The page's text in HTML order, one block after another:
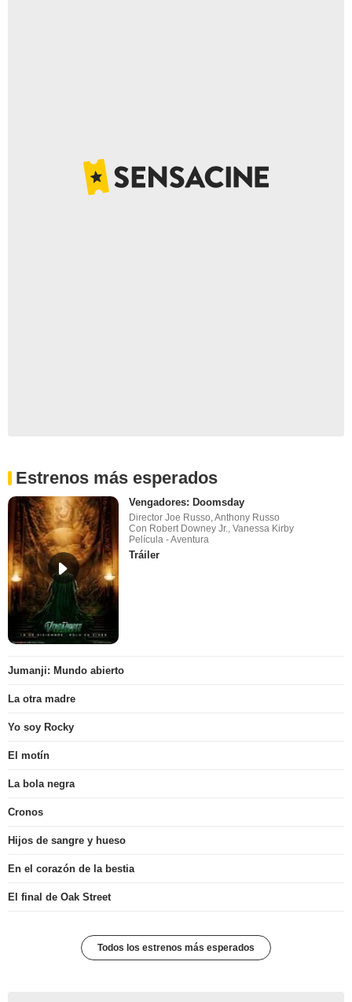
Estrenos más esperados
Vengadores: Doomsday
Director Joe Russo, Anthony Russo
Con Robert Downey Jr., Vanessa Kirby
Película - Aventura
Tráiler
Jumanji: Mundo abierto
La otra madre
Yo soy Rocky
El motín
La bola negra
Cronos
Hijos de sangre y hueso
En el corazón de la bestia
El final de Oak Street
Todos los estrenos más esperados